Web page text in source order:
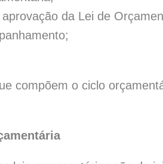
da Lei de
compõem o ciclo